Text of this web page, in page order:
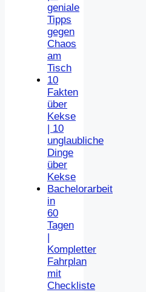
geniale
Tipps
gegen
Chaos
am
Tisch
10
Fakten
über
Kekse
| 10
unglaubliche
Dinge
über
Kekse
Bachelorarbeit
in
60
Tagen
|
Kompletter
Fahrplan
mit
Checkliste